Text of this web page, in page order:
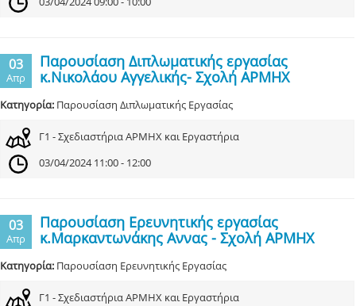
03
Απρ
Παρουσίαση Διπλωματικής εργασίας
κ.Νικολάου Αγγελικής- Σχολή ΑΡΜΗΧ
Κατηγορία: Παρουσίαση Διπλωματικής Εργασίας
Γ1 - Σχεδιαστήρια ΑΡΜΗΧ και Εργαστήρια
03/04/2024 11:00 - 12:00
03
Απρ
Παρουσίαση Ερευνητικής εργασίας
κ.Μαρκαντωνάκης Αννας - Σχολή ΑΡΜΗΧ
Κατηγορία: Παρουσίαση Ερευνητικής Εργασίας
Γ1 - Σχεδιαστήρια ΑΡΜΗΧ και Εργαστήρια